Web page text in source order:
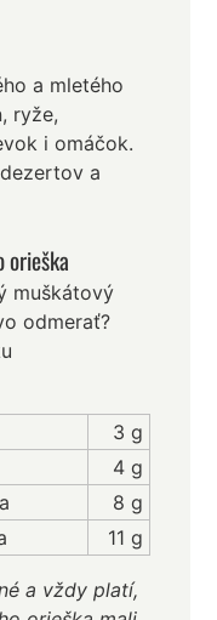
a mletého
ryže,
i omáčok.
a
orieška
muškátový
odmerať?
3 g
4 g
8 g
11 g
a vždy platí,